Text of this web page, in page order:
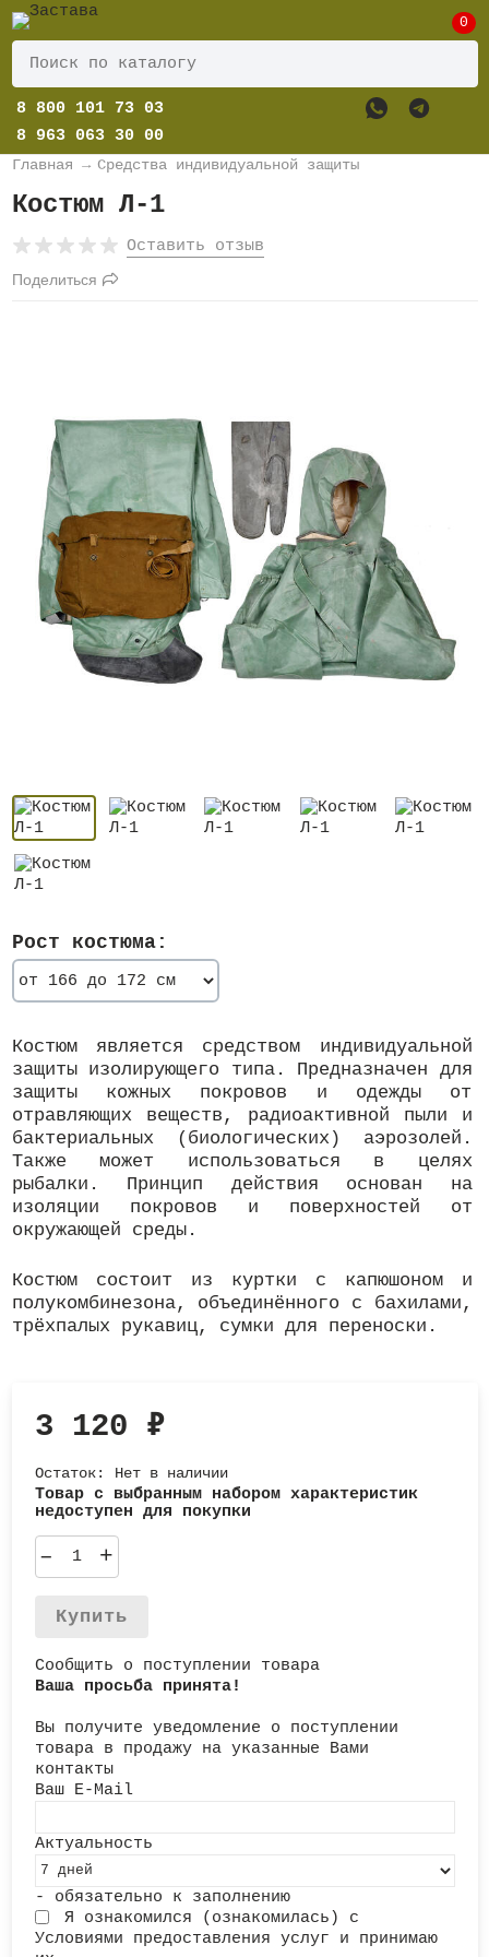
0
8 800 101 73 03
8 963 063 30 00
Главная → Средства индивидуальной защиты
Костюм Л-1
Оставить отзыв
Поделиться
Рост костюма:
Костюм является средством индивидуальной
защиты изолирующего типа. Предназначен для
защиты кожных покровов и одежды​ от
отравляющих веществ, радиоактивной пыли и
бактериальных (биологических) аэрозолей.
Также может использоваться в целях
рыбалки. Принцип действия основан на
изоляции покровов и поверхностей от
окружающей среды.
Костюм состоит из куртки с капюшоном и
полукомбинезона, объединённого с бахилами,
трёхпалых рукавиц, сумки для переноски.
3 120 ₽
Остаток: Нет в наличии
Товар с выбранным набором характеристик
недоступен для покупки
– +
Купить
Сообщить о поступлении товара
Ваша просьба принята!
Вы получите уведомление о поступлении
товара в продажу на указанные Вами
контакты
Ваш E-Mail
Актуальность
- обязательно к заполнению
Я ознакомился (ознакомилась) с
Условиями предоставления услуг и принимаю